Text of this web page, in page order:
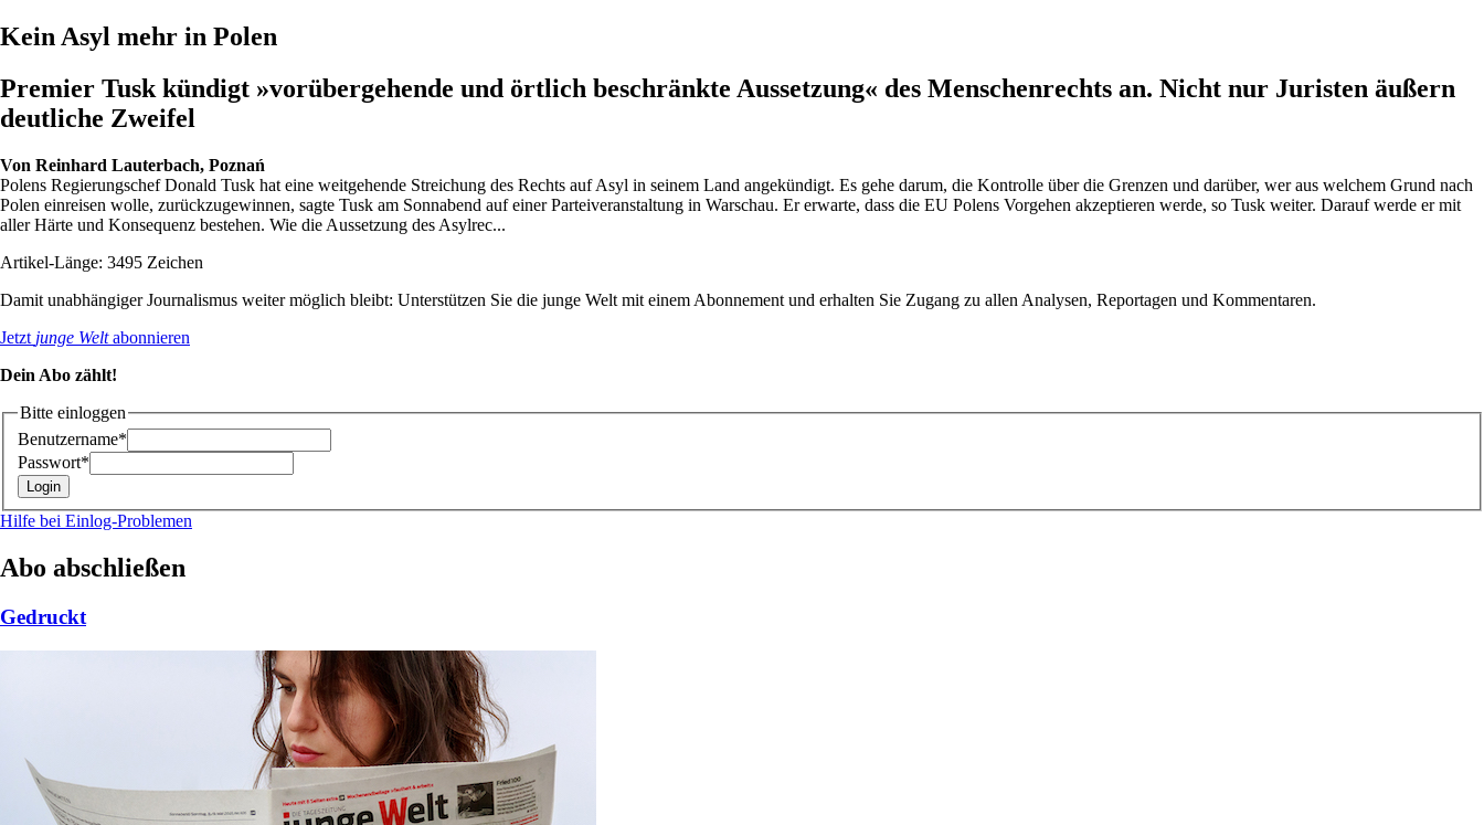
Kein Asyl mehr in Polen
Premier Tusk kündigt »vorübergehende und örtlich beschränkte Aussetzung« des Menschenrechts an. Nicht nur Juristen äußern
deutliche Zweifel
Von Reinhard Lauterbach, Poznań
Polens Regierungschef Donald Tusk hat eine weitgehende Streichung des Rechts auf Asyl in seinem Land angekündigt. Es gehe darum, die Kontrolle über die Grenzen und darüber, wer aus welchem Grund nach
Polen einreisen wolle, zurückzugewinnen, sagte Tusk am Sonnabend auf einer Parteiveranstaltung in Warschau. Er erwarte, dass die EU Polens Vorgehen akzeptieren werde, so Tusk weiter. Darauf werde er mit
aller Härte und Konsequenz bestehen. Wie die Aussetzung des Asylrec...
Artikel-Länge: 3495 Zeichen
Damit unabhängiger Journalismus weiter möglich bleibt: Unterstützen Sie die junge Welt mit einem Abonnement und erhalten Sie Zugang zu allen Analysen, Reportagen und Kommentaren.
Jetzt junge Weltabonnieren
Dein Abo zählt!
Bitte einloggen
Benutzername*
Passwort*
Hilfe bei Einlog-Problemen
Abo abschließen
Gedruckt